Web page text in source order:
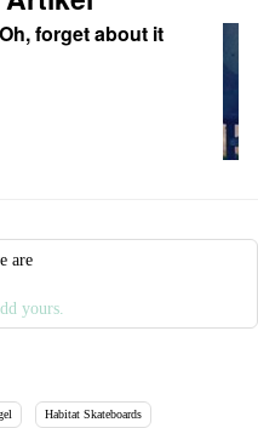
Oh, forget about it
yours.
Habitat Skateboards